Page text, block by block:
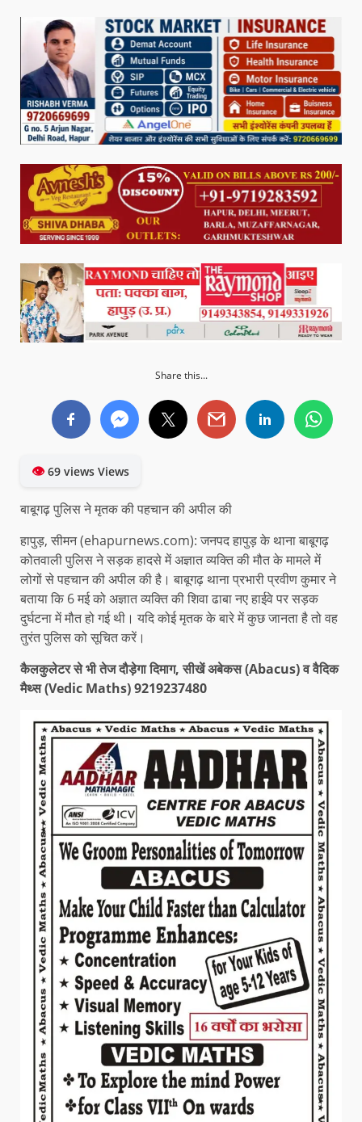
Share this...
👁69 views Views
बाबूगढ़ पुलिस ने मृतक की पहचान की अपील की
हापुड़, सीमन (ehapurnews.com): जनपद हापुड़ के थाना बाबूगढ़
कोतवाली पुलिस ने सड़क हादसे में अज्ञात व्यक्ति की मौत के मामले में
लोगों से पहचान की अपील की है। बाबूगढ़ थाना प्रभारी प्रवीण कुमार ने
बताया कि 6 मई को अज्ञात व्यक्ति की शिवा ढाबा नए हाईवे पर सड़क
दुर्घटना में मौत हो गई थी। यदि कोई मृतक के बारे में कुछ जानता है तो वह
तुरंत पुलिस को सूचित करें।
कैलकुलेटर से भी तेज दौड़ेगा दिमाग, सीखें अबेकस (Abacus) व वैदिक
मैथ्स (Vedic Maths) 9219237480